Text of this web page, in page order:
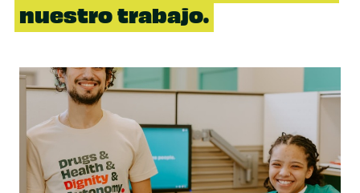
nuestro trabajo.